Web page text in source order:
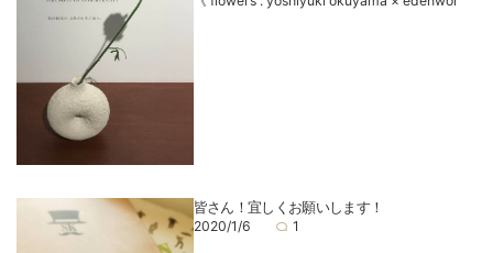
皆さん！宜しくお願いします！
2020/1/6 1